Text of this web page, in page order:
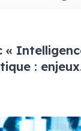
«
: enjeux